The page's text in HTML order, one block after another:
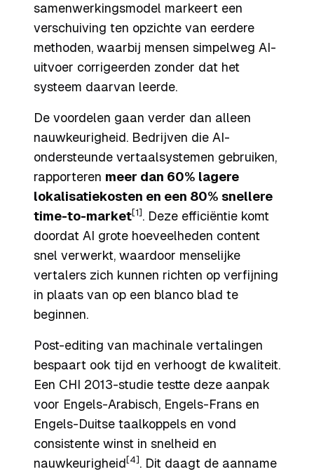
samenwerkingsmodel markeert een
verschuiving ten opzichte van eerdere
methoden, waarbij mensen simpelweg AI-
uitvoer corrigeerden zonder dat het
systeem daarvan leerde.
De voordelen gaan verder dan alleen
nauwkeurigheid. Bedrijven die AI-
ondersteunde vertaalsystemen gebruiken,
rapporteren meer dan 60% lagere
lokalisatiekosten en een 80% snellere
time-to-market[1] . Deze efficiëntie komt
doordat AI grote hoeveelheden content
snel verwerkt, waardoor menselijke
vertalers zich kunnen richten op verfijning
in plaats van op een blanco blad te
beginnen.
Post-editing van machinale vertalingen
bespaart ook tijd en verhoogt de kwaliteit.
Een CHI 2013-studie testte deze aanpak
voor Engels-Arabisch, Engels-Frans en
Engels-Duitse taalkoppels en vond
consistente winst in snelheid en
nauwkeurigheid [4] . Dit daagt de aanname